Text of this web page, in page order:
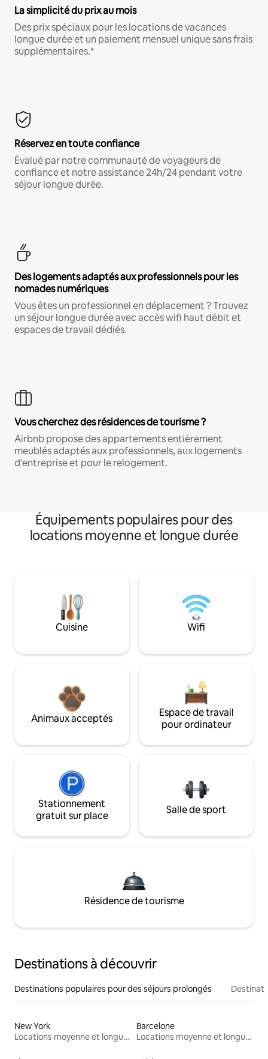
La simplicité du prix au mois
Des prix spéciaux pour les locations de vacances
longue durée et un paiement mensuel unique sans frais
supplémentaires.*
Réservez en toute confiance
Évalué par notre communauté de voyageurs de
confiance et notre assistance 24h/24 pendant votre
séjour longue durée.
Des logements adaptés aux professionnels pour les
nomades numériques
Vous êtes un professionnel en déplacement ? Trouvez
un séjour longue durée avec accès wifi haut débit et
espaces de travail dédiés.
Vous cherchez des résidences de tourisme ?
Airbnb propose des appartements entièrement
meublés adaptés aux professionnels, aux logements
d'entreprise et pour le relogement.
Équipements populaires pour des
locations moyenne et longue durée
Cuisine Wifi
Animaux acceptés
Espace de travail
pour ordinateur
Stationnement
gratuit sur place
Salle de sport
Résidence de tourisme
Destinations à découvrir
Destinations populaires pour des séjours prolongés
New York
Locations moyenne et longue durée
Barcelone
Locations moyenne et longue durée